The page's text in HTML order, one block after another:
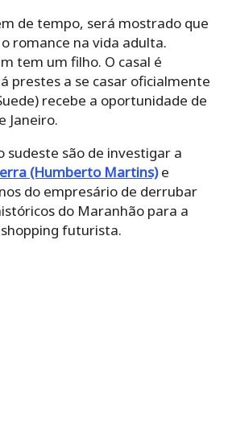
de tempo, será mostrado que
romance na vida adulta.
tem um filho. O casal é
prestes a se casar oficialmente
recebe a oportunidade de
Janeiro.
sudeste são de investigar a
(Humberto Martins)e
do empresário de derrubar
do Maranhão para a
futurista.